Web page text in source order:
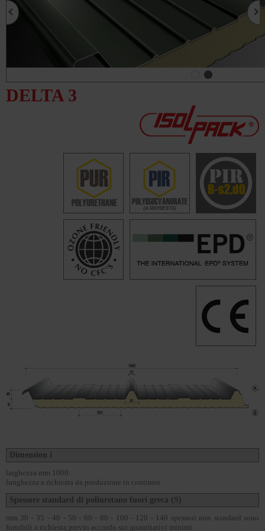
DELTA 3
Dimension i
larghezza mm 1000.
lunghezza a richiesta da produzione in continuo.
Spessore standard di poliuretano fuori greca (S)
mm 30 - 35 - 40 - 50 - 60 - 80 - 100 - 120 - 140 spessori non standard sono
fornibili a richiesta previo accordo sui quantitativi minimi.